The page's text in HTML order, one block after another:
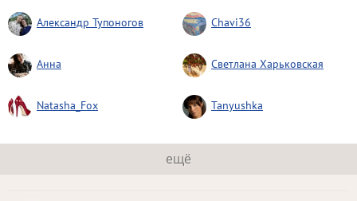
Александр Тупоногов Chavi36
Анна Светлана Харьковская
Natasha_Fox Tanyushka
ещё